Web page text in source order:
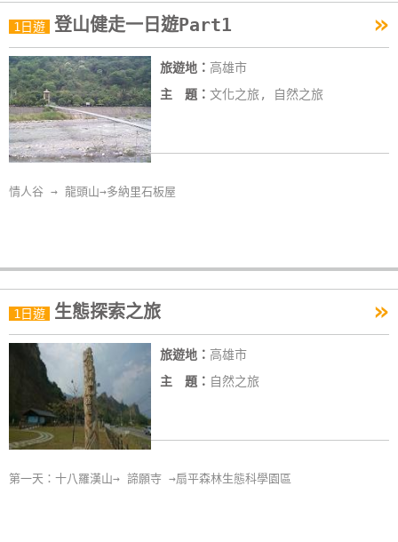
1日遊 登山健走一日遊Part1 »
旅遊地： 高雄市
主 題： 文化之旅, 自然之旅
情人谷 → 龍頭山→多納里石板屋
1日遊 生態探索之旅 »
旅遊地： 高雄市
主 題： 自然之旅
第一天：十八羅漢山→ 諦願寺 →扇平森林生態科學園區